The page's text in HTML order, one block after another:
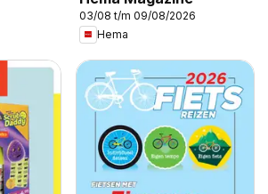
03/08 t/m 09/08/2026
Hema